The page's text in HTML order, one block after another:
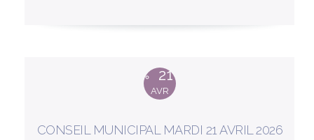
21
AVR
CONSEIL MUNICIPAL MARDI 21 AVRIL 2026